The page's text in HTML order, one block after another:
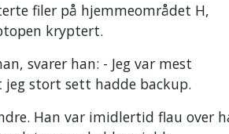
filer på hjemmeområdet H,
kryptert.
svarer han: - Jeg var mest
jeg stort sett hadde backup.
Han var imidlertid flau over